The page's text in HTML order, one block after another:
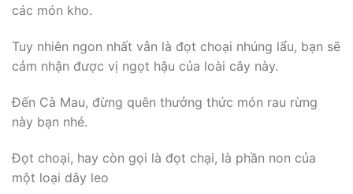
các món kho.
Tuy nhiên ngon nhất vẫn là đọt choại nhúng lẩu, bạn sẽ
cảm nhận được vị ngọt hậu của loài cây này.
Đến Cà Mau, đừng quên thưởng thức món rau rừng
này bạn nhé.
Đọt choại, hay còn gọi là đọt chại, là phần non của
một loại dây leo